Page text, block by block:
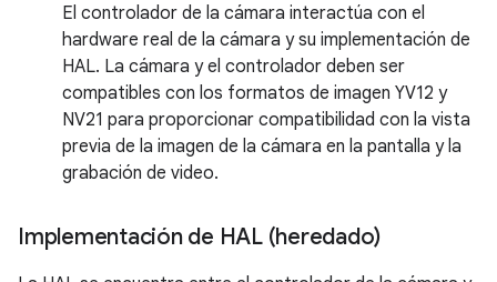
El controlador de la cámara interactúa con el
hardware real de la cámara y su implementación de
HAL. La cámara y el controlador deben ser
compatibles con los formatos de imagen YV12 y
NV21 para proporcionar compatibilidad con la vista
previa de la imagen de la cámara en la pantalla y la
grabación de video.
Implementación de HAL (heredado)